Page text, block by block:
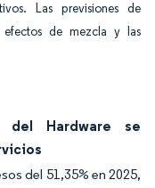
Las previsiones de
de mezcla y las
del Hardware se
del 51,35% en 2025,